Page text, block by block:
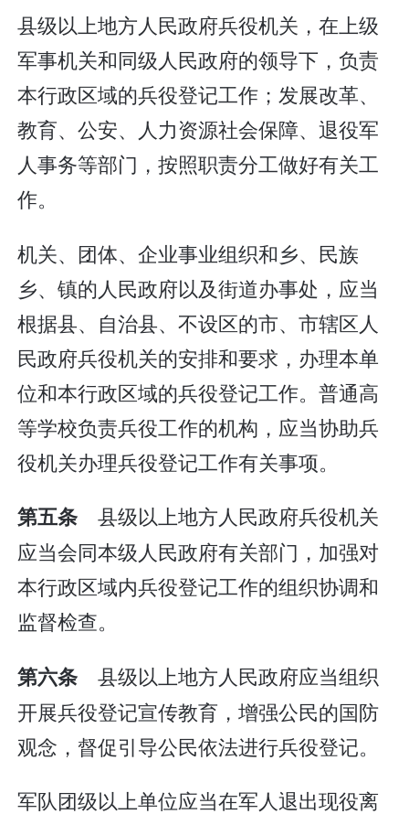
县级以上地方人民政府兵役机关，在上级
军事机关和同级人民政府的领导下，负责
本行政区域的兵役登记工作；发展改革、
教育、公安、人力资源社会保障、退役军
人事务等部门，按照职责分工做好有关工
作。
机关、团体、企业事业组织和乡、民族
乡、镇的人民政府以及街道办事处，应当
根据县、自治县、不设区的市、市辖区人
民政府兵役机关的安排和要求，办理本单
位和本行政区域的兵役登记工作。普通高
等学校负责兵役工作的机构，应当协助兵
役机关办理兵役登记工作有关事项。
第五条县级以上地方人民政府兵役机关
应当会同本级人民政府有关部门，加强对
本行政区域内兵役登记工作的组织协调和
监督检查。
第六条县级以上地方人民政府应当组织
开展兵役登记宣传教育，增强公民的国防
观念，督促引导公民依法进行兵役登记。
军队团级以上单位应当在军人退出现役离